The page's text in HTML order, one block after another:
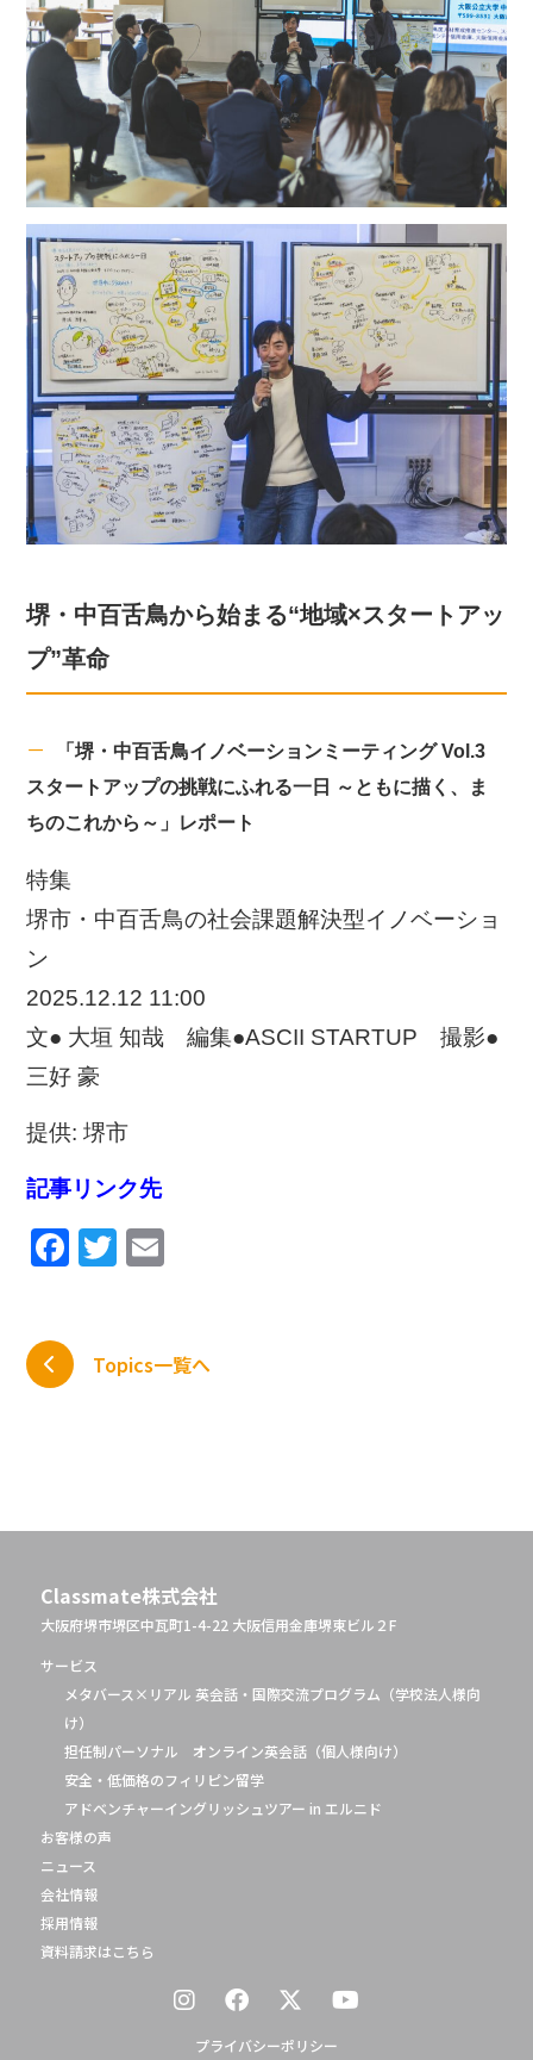
堺・中百舌鳥から始まる“地域×スタートアッ
プ”革命
「堺・中百舌鳥イノベーションミーティング Vol.3
スタートアップの挑戦にふれる一日 ～ともに描く、ま
ちのこれから～」レポート
特集
堺市・中百舌鳥の社会課題解決型イノベーショ
ン
2025.12.12 11:00
文● 大垣 知哉 編集●ASCII STARTUP 撮影●
三好 豪
提供: 堺市
記事リンク先
Facebook
Twitter
Topics一覧へ
Classmate株式会社
大阪府堺市堺区中瓦町1-4-22 大阪信用金庫堺東ビル２F
サービス
メタバース×リアル 英会話・国際交流プログラム（学校法人様向
け）
担任制パーソナル オンライン英会話（個人様向け）
安全・低価格のフィリピン留学
アドベンチャーイングリッシュツアー in エルニド
お客様の声
ニュース
会社情報
採用情報
資料請求はこちら
プライバシーポリシー